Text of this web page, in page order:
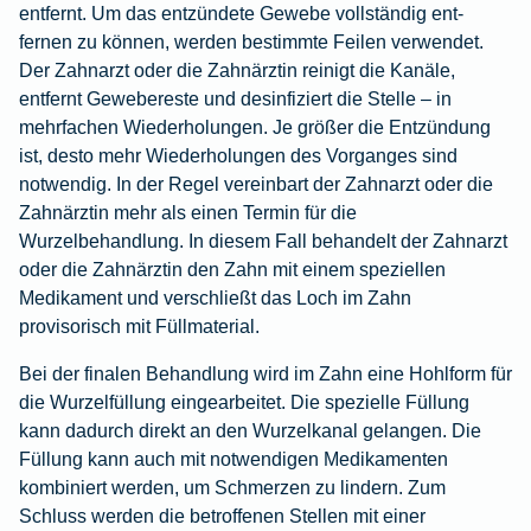
entfernt. Um das entzündete Gewebe vollständig ent-
fernen zu können, werden bestimmte Feilen verwendet.
Der Zahnarzt oder die Zahnärztin reinigt die Kanäle,
entfernt Gewebereste und desinfiziert die Stelle – in
mehrfachen Wiederholungen. Je größer die Entzündung
ist, desto mehr Wiederholungen des Vorganges sind
notwendig. In der Regel vereinbart der Zahnarzt oder die
Zahnärztin mehr als einen Termin für die
Wurzelbehandlung. In diesem Fall behandelt der Zahnarzt
oder die Zahnärztin den Zahn mit einem speziellen
Medikament und verschließt das Loch im Zahn
provisorisch mit Füllmaterial.
Bei der finalen Behandlung wird im Zahn eine Hohlform für
die Wurzelfüllung eingearbeitet. Die spezielle Füllung
kann dadurch direkt an den Wurzelkanal gelangen. Die
Füllung kann auch mit notwendigen Medikamenten
kombiniert werden, um Schmerzen zu lindern. Zum
Schluss werden die betroffenen Stellen mit einer